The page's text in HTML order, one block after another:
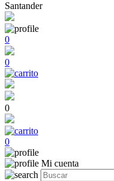
Santander
0
0
0
0
Mi cuenta